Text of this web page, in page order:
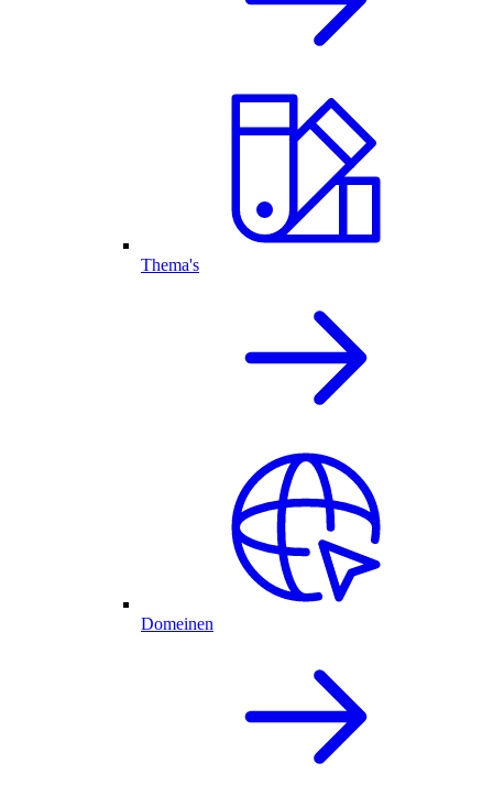
Thema's
Domeinen